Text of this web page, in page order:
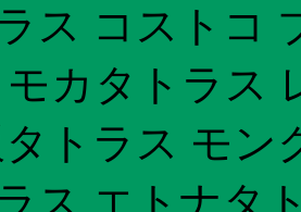
ス コストコ
カタトラス
トラス モン
ス エトナタ